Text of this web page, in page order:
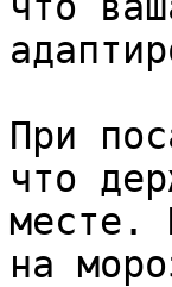
При
что
месте.
на